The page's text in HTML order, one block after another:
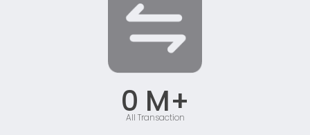
All Transaction
0 M+